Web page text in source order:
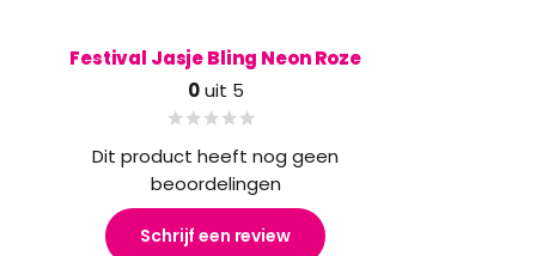
Festival Jasje Bling Neon Roze
0uit 5
Dit product heeft nog geen
beoordelingen
Schrijf een review